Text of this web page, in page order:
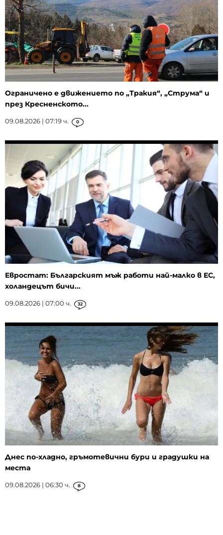
Ограничено е движението по „Тракия“, „Струма“ и
през Кресненското...
09.08.2026 | 07:19 ч. 0
Евростат: Българският мъж работи най-малко в ЕС,
холандецът бичи...
09.08.2026 | 07:00 ч. 32
Днес по-хладно, гръмотевични бури и градушки на
места
09.08.2026 | 06:30 ч. 8